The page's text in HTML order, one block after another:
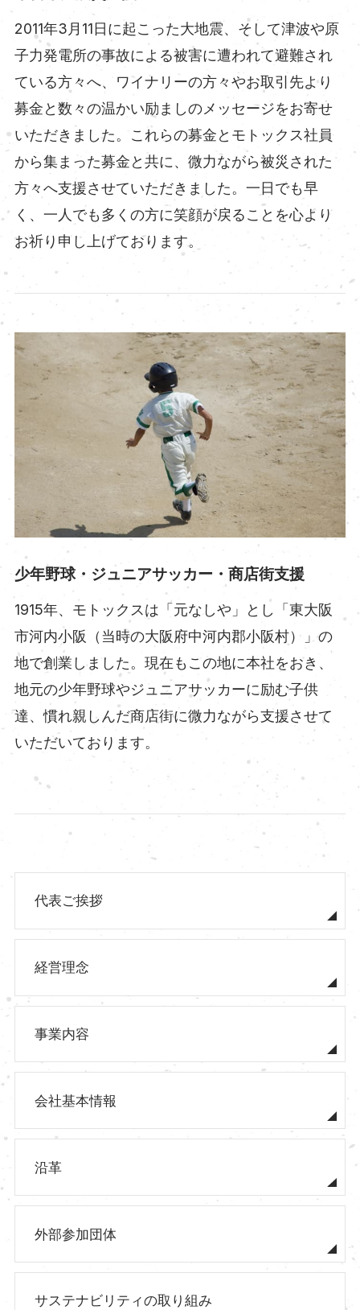
2011年3月11日に起こった大地震、そして津波や原
子力発電所の事故による被害に遭われて避難され
ている方々へ、ワイナリーの方々やお取引先より
募金と数々の温かい励ましのメッセージをお寄せ
いただきました。これらの募金とモトックス社員
から集まった募金と共に、微力ながら被災された
方々へ支援させていただきました。一日でも早
く、一人でも多くの方に笑顔が戻ることを心より
お祈り申し上げております。
少年野球・ジュニアサッカー・商店街支援
1915年、モトックスは「元なしや」とし「東大阪
市河内小阪（当時の大阪府中河内郡小阪村）」の
地で創業しました。現在もこの地に本社をおき、
地元の少年野球やジュニアサッカーに励む子供
達、慣れ親しんだ商店街に微力ながら支援させて
いただいております。
代表ご挨拶
経営理念
事業内容
会社基本情報
沿革
外部参加団体
サステナビリティの取り組み